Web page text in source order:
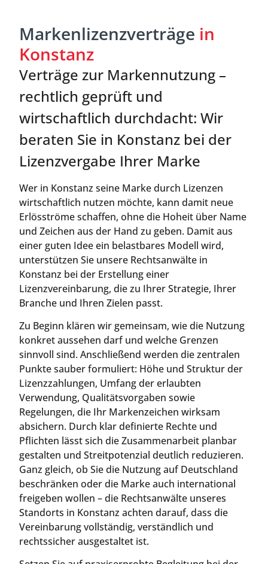
Markenlizenzverträge in
Konstanz
Verträge zur Markennutzung –
rechtlich geprüft und
wirtschaftlich durchdacht: Wir
beraten Sie in Konstanz bei der
Lizenzvergabe Ihrer Marke
Wer in Konstanz seine Marke durch Lizenzen
wirtschaftlich nutzen möchte, kann damit neue
Erlösströme schaffen, ohne die Hoheit über Name
und Zeichen aus der Hand zu geben. Damit aus
einer guten Idee ein belastbares Modell wird,
unterstützen Sie unsere Rechtsanwälte in
Konstanz bei der Erstellung einer
Lizenzvereinbarung, die zu Ihrer Strategie, Ihrer
Branche und Ihren Zielen passt.
Zu Beginn klären wir gemeinsam, wie die Nutzung
konkret aussehen darf und welche Grenzen
sinnvoll sind. Anschließend werden die zentralen
Punkte sauber formuliert: Höhe und Struktur der
Lizenzzahlungen, Umfang der erlaubten
Verwendung, Qualitätsvorgaben sowie
Regelungen, die Ihr Markenzeichen wirksam
absichern. Durch klar definierte Rechte und
Pflichten lässt sich die Zusammenarbeit planbar
gestalten und Streitpotenzial deutlich reduzieren.
Ganz gleich, ob Sie die Nutzung auf Deutschland
beschränken oder die Marke auch international
freigeben wollen – die Rechtsanwälte unseres
Standorts in Konstanz achten darauf, dass die
Vereinbarung vollständig, verständlich und
rechtssicher ausgestaltet ist.